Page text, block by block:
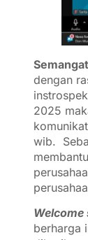
dengan
2025
wib.
Welcome
berharga